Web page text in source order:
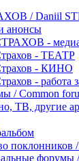
/ Daniil
анонсы
-
- ТЕАТР
- КИНО
- работа
/ Common
ТВ, другие
поклонников
форумы